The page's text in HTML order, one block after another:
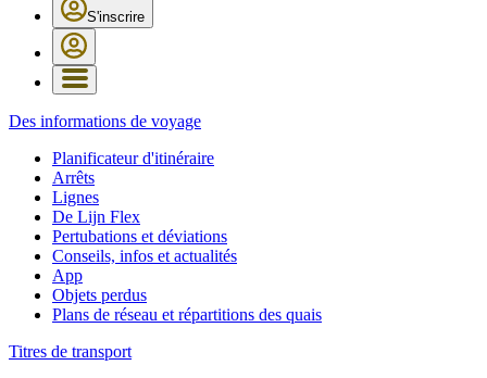
S'inscrire
Des informations de voyage
Planificateur d'itinéraire
Arrêts
Lignes
De Lijn Flex
Pertubations et déviations
Conseils, infos et actualités
App
Objets perdus
Plans de réseau et répartitions des quais
Titres de transport